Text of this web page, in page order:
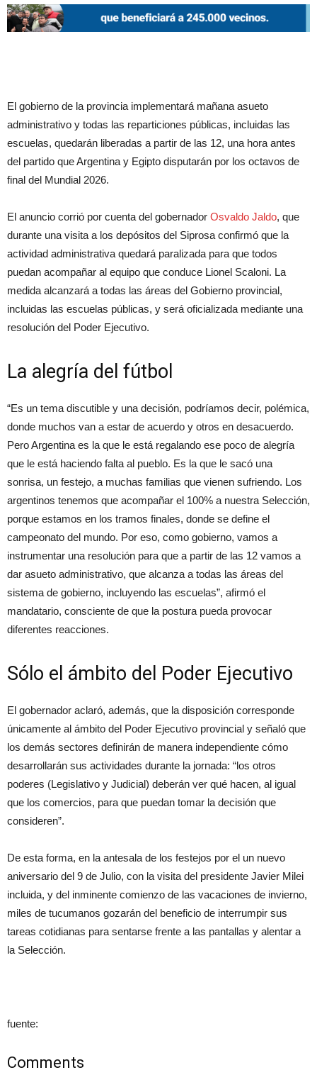
El gobierno de la provincia implementará mañana asueto
administrativo y todas las reparticiones públicas, incluidas las
escuelas, quedarán liberadas a partir de las 12, una hora antes
del partido que Argentina y Egipto disputarán por los octavos de
final del Mundial 2026.
El anuncio corrió por cuenta del gobernador Osvaldo Jaldo, que
durante una visita a los depósitos del Siprosa confirmó que la
actividad administrativa quedará paralizada para que todos
puedan acompañar al equipo que conduce Lionel Scaloni. La
medida alcanzará a todas las áreas del Gobierno provincial,
incluidas las escuelas públicas, y será oficializada mediante una
resolución del Poder Ejecutivo.
La alegría del fútbol
“Es un tema discutible y una decisión, podríamos decir, polémica,
donde muchos van a estar de acuerdo y otros en desacuerdo.
Pero Argentina es la que le está regalando ese poco de alegría
que le está haciendo falta al pueblo. Es la que le sacó una
sonrisa, un festejo, a muchas familias que vienen sufriendo. Los
argentinos tenemos que acompañar el 100% a nuestra Selección,
porque estamos en los tramos finales, donde se define el
campeonato del mundo. Por eso, como gobierno, vamos a
instrumentar una resolución para que a partir de las 12 vamos a
dar asueto administrativo, que alcanza a todas las áreas del
sistema de gobierno, incluyendo las escuelas”, afirmó el
mandatario, consciente de que la postura pueda provocar
diferentes reacciones.
Sólo el ámbito del Poder Ejecutivo
El gobernador aclaró, además, que la disposición corresponde
únicamente al ámbito del Poder Ejecutivo provincial y señaló que
los demás sectores definirán de manera independiente cómo
desarrollarán sus actividades durante la jornada: “los otros
poderes (Legislativo y Judicial) deberán ver qué hacen, al igual
que los comercios, para que puedan tomar la decisión que
consideren”.
De esta forma, en la antesala de los festejos por el un nuevo
aniversario del 9 de Julio, con la visita del presidente Javier Milei
incluida, y del inminente comienzo de las vacaciones de invierno,
miles de tucumanos gozarán del beneficio de interrumpir sus
tareas cotidianas para sentarse frente a las pantallas y alentar a
la Selección.
fuente:
Comments